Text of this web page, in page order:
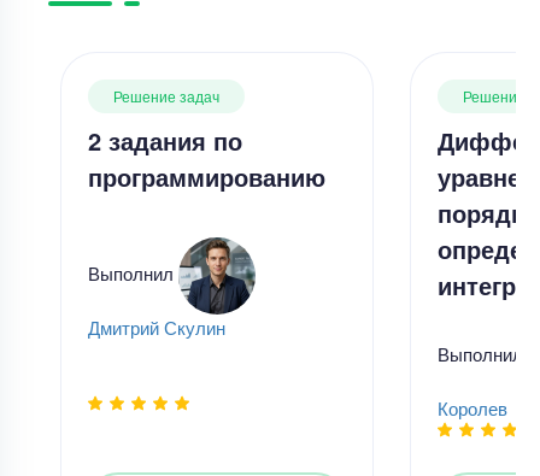
Решение задач
2 задания по
программированию
Выполнил
Дмитрий Скулин
Решение
Выполнил
Королев